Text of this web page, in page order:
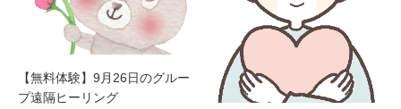
【無料体験】9月26日のグルー
プ遠隔ヒーリング